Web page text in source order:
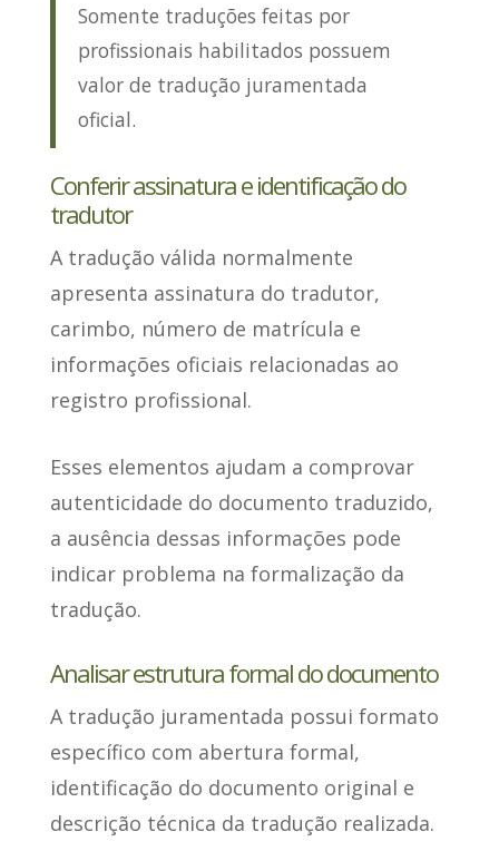
Somente traduções feitas por
profissionais habilitados possuem
valor de tradução juramentada
oficial.
Conferir assinatura e identificação do
tradutor
A tradução válida normalmente
apresenta assinatura do tradutor,
carimbo, número de matrícula e
informações oficiais relacionadas ao
registro profissional.
Esses elementos ajudam a comprovar
autenticidade do documento traduzido,
a ausência dessas informações pode
indicar problema na formalização da
tradução.
Analisar estrutura formal do documento
A tradução juramentada possui formato
específico com abertura formal,
identificação do documento original e
descrição técnica da tradução realizada.